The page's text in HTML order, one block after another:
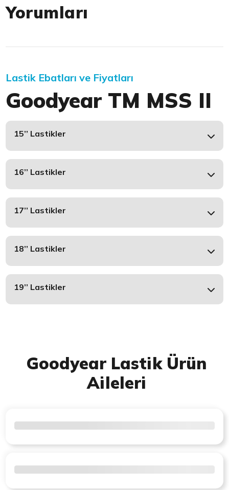
Yorumları
Lastik Ebatları ve Fiyatları
Goodyear TM MSS II
15’’ Lastikler
16’’ Lastikler
17’’ Lastikler
18’’ Lastikler
19’’ Lastikler
Goodyear Lastik Ürün
Aileleri